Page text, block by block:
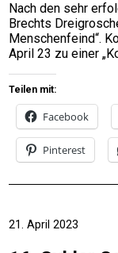
Nach den sehr
Brechts
Menschenfeind“.
April 23 zu einer
Teilen mit:
Facebook
Pinterest
21. April 2023